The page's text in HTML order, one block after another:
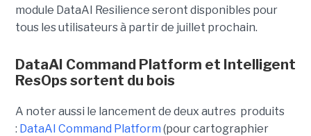
module DataAI Resilience seront disponibles pour
tous les utilisateursà partir de juillet prochain.
DataAI Command Platform et Intelligent
ResOps sortent du bois
A noter aussi le lancement de deux autres produits
: DataAI Command Platform (pour cartographier